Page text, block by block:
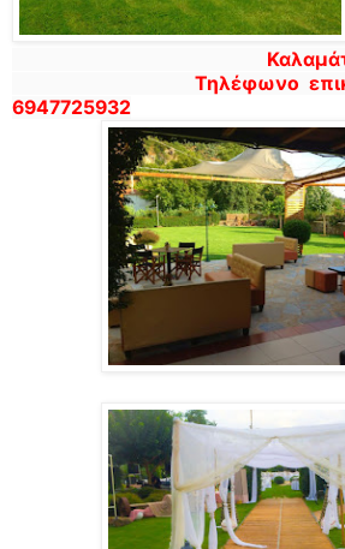
Τηλέφωνο
6947725932